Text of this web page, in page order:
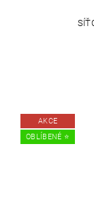
AKCE
OBLÍBENÉ ⭐️